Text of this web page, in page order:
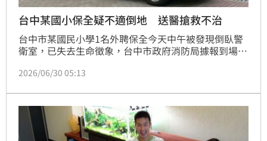
台中某國小保全疑不適倒地 送醫搶救不治
台中市某國民小學1名外聘保全今天中午被發現倒臥警
衛室，已失去生命徵象，台中市政府消防局據報到場，
2026/06/30 05:13